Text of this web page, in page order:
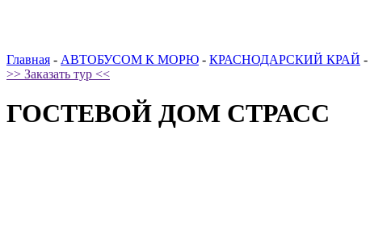
Главная - АВТОБУСОМ К МОРЮ - КРАСНОДАРСКИЙ КРАЙ -
>> Заказать тур <<
ГОСТЕВОЙ ДОМ СТРАСС